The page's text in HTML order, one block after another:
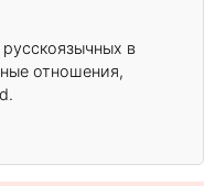
в
отношения,